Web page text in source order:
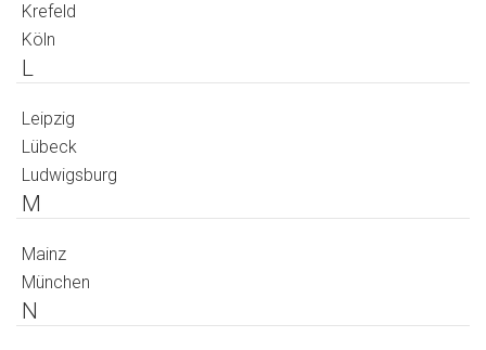
Krefeld
Köln
L
Leipzig
Lübeck
Ludwigsburg
M
Mainz
München
N